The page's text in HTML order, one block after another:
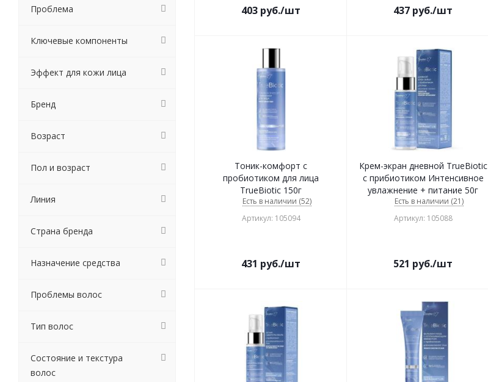
403 руб./шт 437 руб./шт
Тоник-комфорт с
пробиотиком для лица
TrueBiotic 150г
Есть в наличии (52)
Артикул: 105094
431 руб./шт
Крем-экран дневной TrueBiotic
с прибиотиком Интенсивное
увлажнение + питание 50г
Есть в наличии (21)
Артикул: 105088
521 руб./шт
Проблема
Ключевые компоненты
Эффект для кожи лица
Бренд
Возраст
Пол и возраст
Линия
Страна бренда
Назначение средства
Проблемы волос
Тип волос
Состояние и текстура
волос